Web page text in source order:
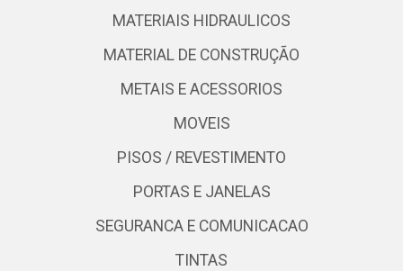
MATERIAIS HIDRAULICOS
MATERIAL DE CONSTRUÇÃO
METAIS E ACESSORIOS
MOVEIS
PISOS / REVESTIMENTO
PORTAS E JANELAS
SEGURANCA E COMUNICACAO
TINTAS